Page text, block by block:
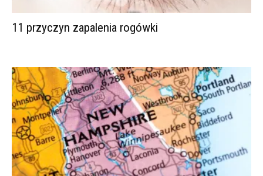
11 przyczyn zapalenia rogówki